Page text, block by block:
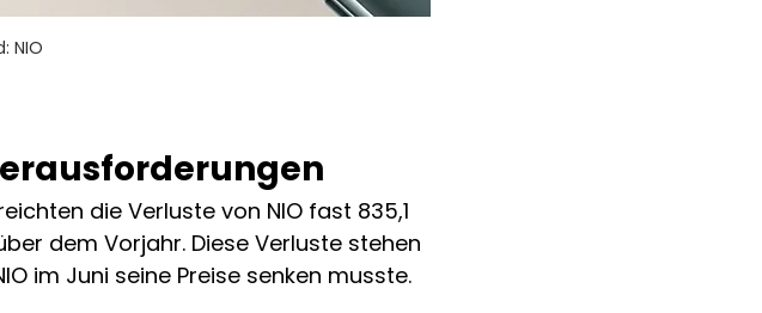
NIO
die Verluste von NIO fast 835,1
dem Vorjahr. Diese Verluste stehen
im Juni seine Preise senken musste.